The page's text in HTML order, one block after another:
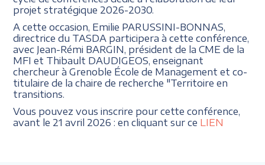
projet stratégique 2026-2030.
A cette occasion, Emilie PARUSSINI-BONNAS,
directrice du TASDA participera à cette conférence,
avec Jean-Rémi BARGIN, président de la CME de la
MFI et Thibault DAUDIGEOS, enseignant
chercheur à Grenoble École de Management et co-
titulaire de la chaire de recherche "Territoire en
transitions.
Vous pouvez vous inscrire pour cette conférence,
avant le 21 avril 2026 : en cliquant sur ce LIEN